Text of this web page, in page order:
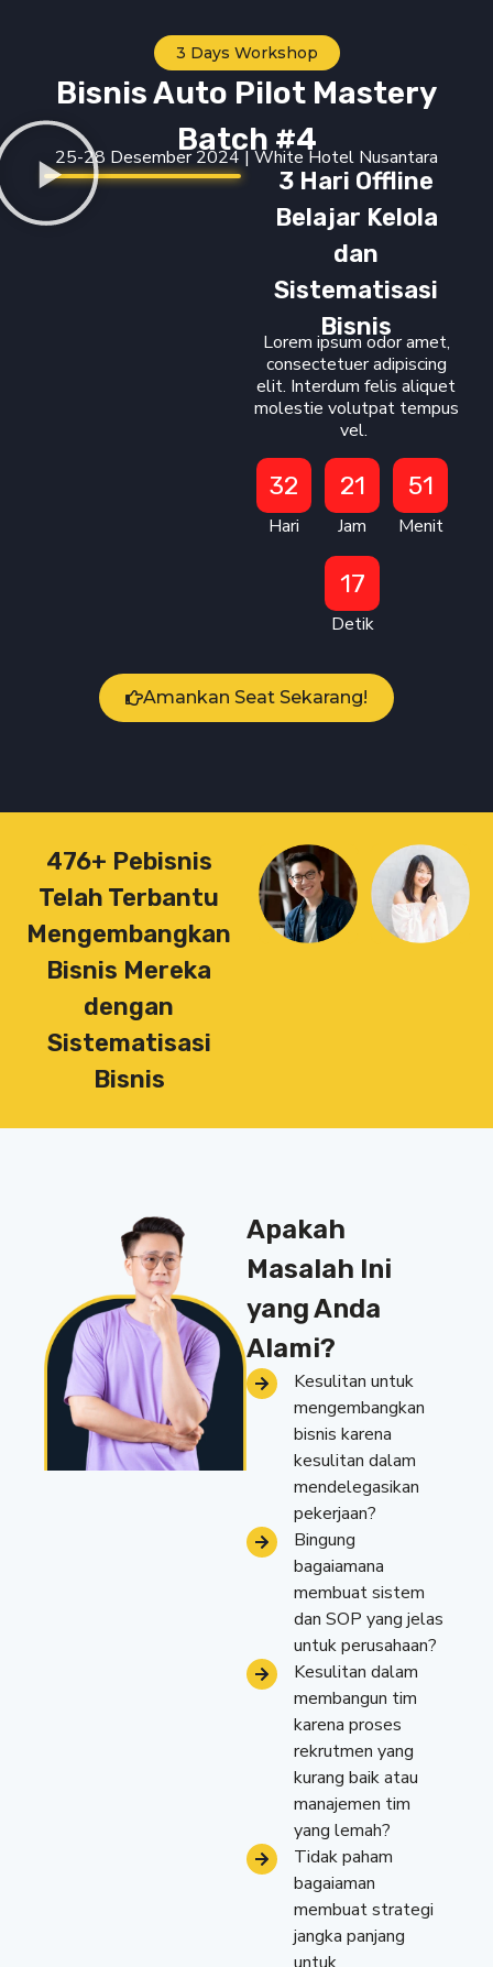
3 Days Workshop
Bisnis Auto Pilot Mastery
Batch #4
25-28 Desember 2024 | White Hotel Nusantara
3 Hari Offline
Belajar Kelola
dan
Sistematisasi
Bisnis
Lorem ipsum odor amet,
consectetuer adipiscing
elit. Interdum felis aliquet
molestie volutpat tempus
vel.
32
Hari
21
Jam
51
Menit
16
Detik
Amankan Seat Sekarang!
476+ Pebisnis
Telah Terbantu
Mengembangkan
Bisnis Mereka
dengan
Sistematisasi
Bisnis
Apakah
Masalah Ini
yang Anda
Alami?
Kesulitan untuk
mengembangkan
bisnis karena
kesulitan dalam
mendelegasikan
pekerjaan?
Bingung
bagaiamana
membuat sistem
dan SOP yang jelas
untuk perusahaan?
Kesulitan dalam
membangun tim
karena proses
rekrutmen yang
kurang baik atau
manajemen tim
yang lemah?
Tidak paham
bagaiaman
membuat strategi
jangka panjang